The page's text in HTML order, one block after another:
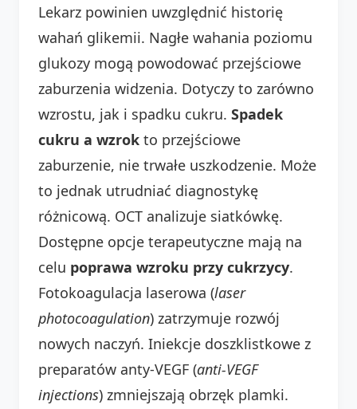
Lekarz powinien uwzględnić historię
wahań glikemii. Nagłe wahania poziomu
glukozy mogą powodować przejściowe
zaburzenia widzenia. Dotyczy to zarówno
wzrostu, jak i spadku cukru. Spadek
cukru a wzrok to przejściowe
zaburzenie, nie trwałe uszkodzenie. Może
to jednak utrudniać diagnostykę
różnicową. OCT analizuje siatkówkę.
Dostępne opcje terapeutyczne mają na
celu poprawa wzroku przy cukrzycy.
Fotokoagulacja laserowa (laser
photocoagulation) zatrzymuje rozwój
nowych naczyń. Iniekcje doszklistkowe z
preparatów anty-VEGF (anti-VEGF
injections) zmniejszają obrzęk plamki.